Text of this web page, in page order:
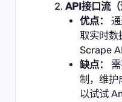
API接口流（
优点：
取实时数
Scrape
缺点：
制，维护
以试试